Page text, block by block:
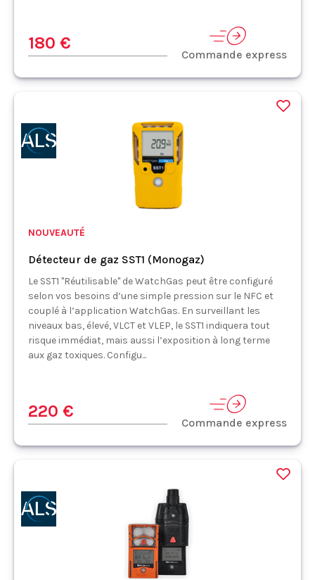
180 €
Commande express
NOUVEAUTÉ
Détecteur de gaz SST1 (Monogaz)
Le SST1 "Réutilisable" de WatchGas peut être configuré
selon vos besoins d’une simple pression sur le NFC et
couplé à l’application WatchGas. En surveillant les
niveaux bas, élevé, VLCT et VLEP, le SST1 indiquera tout
risque immédiat, mais aussi l’exposition à long terme
aux gaz toxiques. Configu...
220 €
Commande express